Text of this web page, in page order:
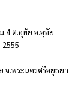
.4 ต.อุทัย อ.อุทัย
2555
จ.พระนครศรีอยุธยา